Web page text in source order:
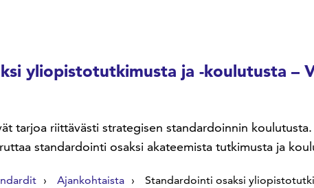
yliopistotutkimusta ja -koulutusta –
tarjoa riittävästi strategisen standardoinnin
standardointi osaksi akateemista tutkimusta ja
Ajankohtaista Standardointi osaksi